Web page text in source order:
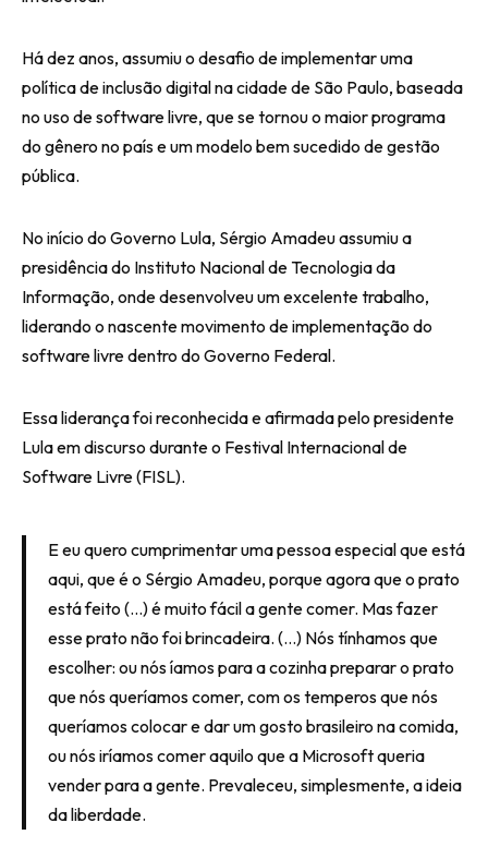
Há dez anos, assumiu o desafio de implementar uma
política de inclusão digital na cidade de São Paulo, baseada
no uso de software livre, que se tornou o maior programa
do gênero no país e um modelo bem sucedido de gestão
pública.
No início do Governo Lula, Sérgio Amadeu assumiu a
presidência do Instituto Nacional de Tecnologia da
Informação, onde desenvolveu um excelente trabalho,
liderando o nascente movimento de implementação do
software livre dentro do Governo Federal.
Essa liderança foi reconhecida e afirmada pelo presidente
Lula em discurso durante o Festival Internacional de
Software Livre (FISL).
E eu quero cumprimentar uma pessoa especial que está
aqui, que é o Sérgio Amadeu, porque agora que o prato
está feito (…) é muito fácil a gente comer. Mas fazer
esse prato não foi brincadeira. (…) Nós tínhamos que
escolher: ou nós íamos para a cozinha preparar o prato
que nós queríamos comer, com os temperos que nós
queríamos colocar e dar um gosto brasileiro na comida,
ou nós iríamos comer aquilo que a Microsoft queria
vender para a gente. Prevaleceu, simplesmente, a ideia
da liberdade.